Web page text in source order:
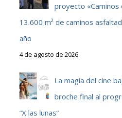
proyecto «Caminos
13.600 m² de caminos
año
4 de agosto de 2026
La magia del cine
broche final al
“X las lunas”